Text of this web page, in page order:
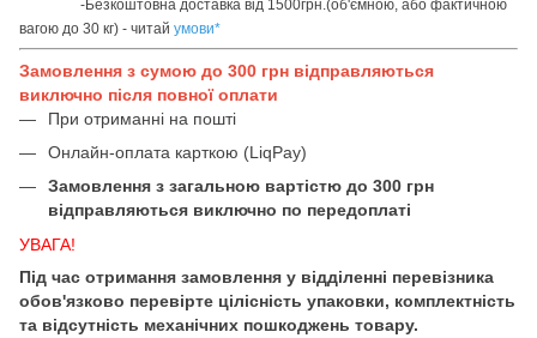
-Безкоштовна доставка від 1500грн.(об'ємною, або фактичною
вагою до 30 кг) - читай умови*
Замовлення з сумою до 300 грн відправляються
виключно після повної оплати
При отриманні на пошті
Онлайн-оплата карткою (LiqPay)
Замовлення з загальною вартістю до 300 грн
відправляються виключно по передоплаті
УВАГА!
Під час отримання замовлення у відділенні перевізника
обов'язково перевірте цілісність упаковки, комплектність
та відсутність механічних пошкоджень товару.